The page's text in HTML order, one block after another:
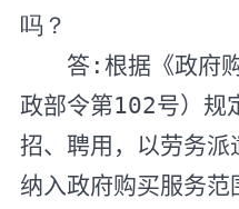
吗？
答 : 根据《政府
政部令第102号）规
招、聘用，以劳务
纳入政府购买服务